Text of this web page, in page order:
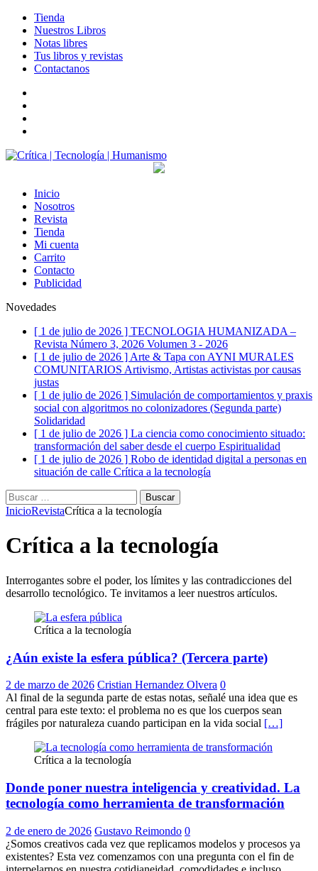
Tienda
Nuestros Libros
Notas libres
Tus libros y revistas
Contactanos
Inicio
Nosotros
Revista
Tienda
Mi cuenta
Carrito
Contacto
Publicidad
Novedades
[ 1 de julio de 2026 ] TECNOLOGIA HUMANIZADA –
Revista Número 3, 2026 Volumen 3 - 2026
[ 1 de julio de 2026 ] Arte & Tapa con AYNI MURALES
COMUNITARIOS Artivismo, Artistas activistas por causas
justas
[ 1 de julio de 2026 ] Simulación de comportamientos y praxis
social con algoritmos no colonizadores (Segunda parte)
Solidaridad
[ 1 de julio de 2026 ] La ciencia como conocimiento situado:
transformación del saber desde el cuerpo Espiritualidad
[ 1 de julio de 2026 ] Robo de identidad digital a personas en
situación de calle Crítica a la tecnología
Buscar:
InicioRevistaCrítica a la tecnología
Crítica a la tecnología
Interrogantes sobre el poder, los límites y las contradicciones del
desarrollo tecnológico. Te invitamos a leer nuestros artículos.
Crítica a la tecnología
¿Aún existe la esfera pública? (Tercera parte)
2 de marzo de 2026 Cristian Hernandez Olvera 0
Al final de la segunda parte de estas notas, señalé una idea que es
central para este texto: el problema no es que los cuerpos sean
frágiles por naturaleza cuando participan en la vida social […]
Crítica a la tecnología
Donde poner nuestra inteligencia y creatividad. La
tecnología como herramienta de transformación
2 de enero de 2026 Gustavo Reimondo 0
¿Somos creativos cada vez que replicamos modelos y procesos ya
existentes? Esta vez comenzamos con una pregunta con el fin de